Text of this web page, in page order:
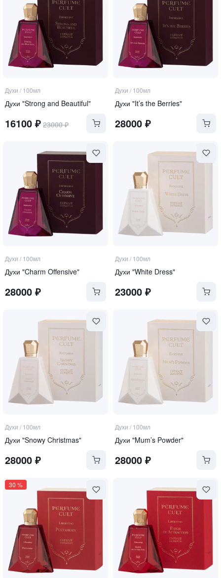
Духи / 100мл
Духи "Strong and Beautiful"
16100 ₽ 23000₽
Духи / 100мл
Духи "It’s the Berries"
28000₽
Духи / 100мл
Духи "Charm Offensive"
28000 ₽
Духи / 100мл
Духи "White Dress"
23000₽
Духи / 100мл
Духи "Snowy Christmas"
28000 ₽
Духи / 100мл
Духи "Mum’s Powder"
28000₽
30 %